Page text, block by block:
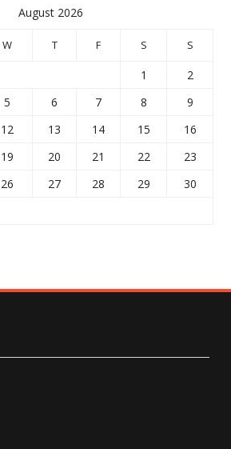
August 2026
W T F S S
1
2
5 6 7 8
9
12 13 14 15
16
19 20 21 22
23
26 27 28 29
30